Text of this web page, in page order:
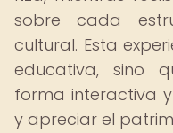
sobre cada
cultural. Esta
educativa, sino
forma interactiva
y apreciar el